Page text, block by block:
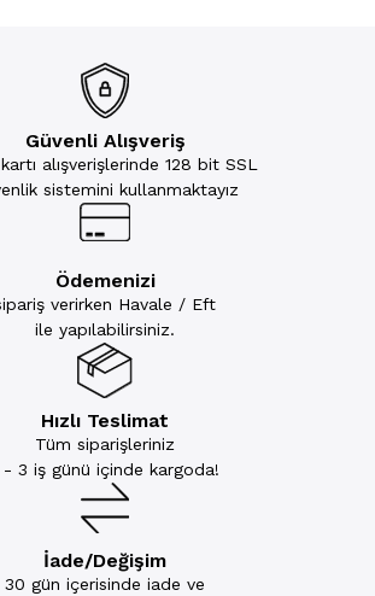
Güvenli Alışveriş
alışverişlerinde 128 bit SSL
sistemini kullanmaktayız
Ödemenizi
verirken Havale / Eft
ile yapılabilirsiniz.
Hızlı Teslimat
Tüm siparişleriniz
- 3 iş günü içinde kargoda!
İade/Değişim
30 gün içerisinde iade ve